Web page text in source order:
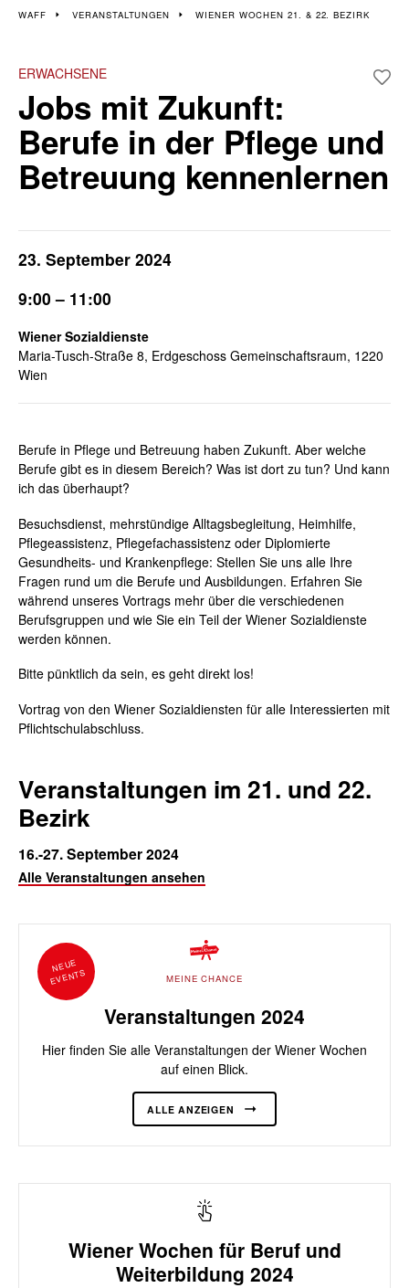
Veranstaltungen im 21.
und 22. Bezirk
Wiener Wochen für Beruf und Weiterbildung | 16. - 27.
September
WAFF VERANSTALTUNGEN WIENER WOCHEN 21. & 22. BEZIRK
ERWACHSENE
Jobs mit Zukunft:
Berufe in der Pflege und
Betreuung kennenlernen
23. September 2024
9:00 – 11:00
Wiener Sozialdienste
Maria-Tusch-Straße 8, Erdgeschoss Gemeinschaftsraum, 1220
Wien
Berufe in Pflege und Betreuung haben Zukunft. Aber welche
Berufe gibt es in diesem Bereich? Was ist dort zu tun? Und kann
ich das überhaupt?
Besuchsdienst, mehrstündige Alltagsbegleitung, Heimhilfe,
Pflegeassistenz, Pflegefachassistenz oder Diplomierte
Gesundheits- und Krankenpflege: Stellen Sie uns alle Ihre
Fragen rund um die Berufe und Ausbildungen. Erfahren Sie
während unseres Vortrags mehr über die verschiedenen
Berufsgruppen und wie Sie ein Teil der Wiener Sozialdienste
werden können.
Bitte pünktlich da sein, es geht direkt los!
Vortrag von den Wiener Sozialdiensten für alle Interessierten mit
Pflichtschulabschluss.
Veranstaltungen im 21. und 22.
Bezirk
16.-27. September 2024
Alle Veranstaltungen ansehen
MEINE CHANCE
Veranstaltungen 2024
Hier finden Sie alle Veranstaltungen der Wiener Wochen
auf einen Blick.
ALLE ANZEIGEN
NEUE
EVENTS
Wiener Wochen für Beruf und
Weiterbildung 2024